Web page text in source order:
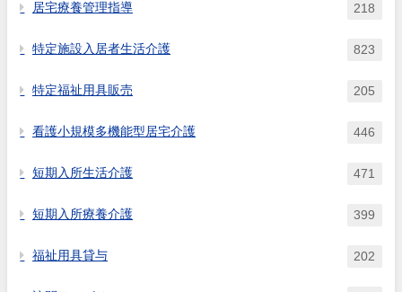
居宅療養管理指導 218
特定施設入居者生活介護 823
特定福祉用具販売 205
看護小規模多機能型居宅介護 446
短期入所生活介護 471
短期入所療養介護 399
福祉用具貸与 202